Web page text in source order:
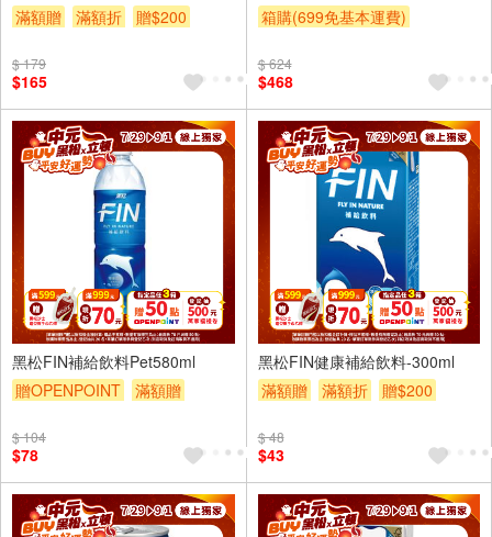
滿額贈
滿額折 贈$200
$ 179
$165
箱購(699免基本運費)
贈OPENPOINT
滿額折
$ 624
$468
4入
黑松FIN補給飲料Pet580ml
贈OPENPOINT
滿額贈
$ 104
$78
6入
黑松FIN健康補給飲料-300ml
滿額贈
滿額折 贈$200
$ 48
$43